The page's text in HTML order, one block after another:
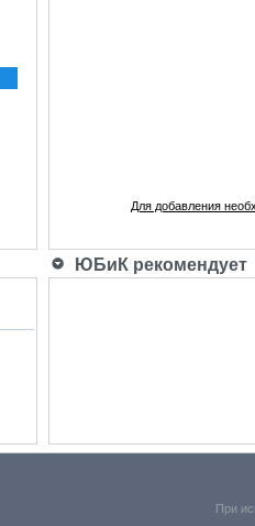
Для добавления
ЮБиК рекомендует
При